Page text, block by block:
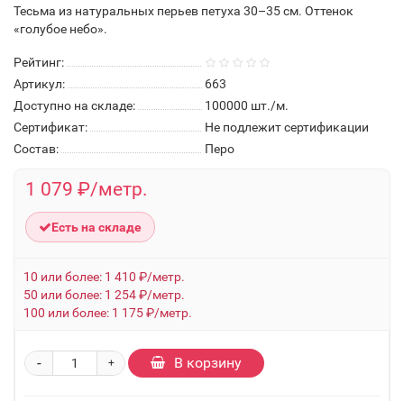
Тесьма из натуральных перьев петуха 30–35 см. Оттенок
«голубое небо».
Рейтинг:
Артикул:
663
Доступно на складе:
100000 шт./м.
Сертификат:
Не подлежит сертификации
Состав:
Перо
1 079 ₽/метр.
Есть на складе
10 или более: 1 410 ₽/метр.
50 или более: 1 254 ₽/метр.
100 или более: 1 175 ₽/метр.
+
- В корзину